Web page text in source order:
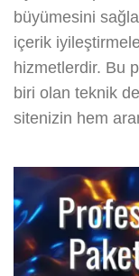
büyümesini
içerik
hizmetlerdir. Bu
biri olan teknik
sitenizin hem